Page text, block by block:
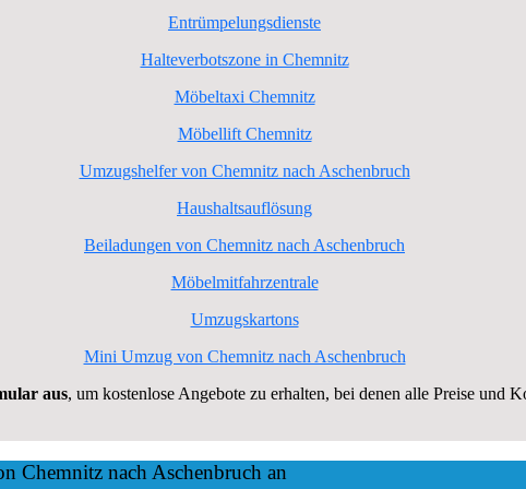
Entrümpelungsdienste
Halteverbotszone in Chemnitz
Möbeltaxi Chemnitz
Möbellift Chemnitz
Umzugshelfer von Chemnitz nach Aschenbruch
Haushaltsauflösung
Beiladungen von Chemnitz nach Aschenbruch
Möbelmitfahrzentrale
Umzugskartons
Mini Umzug von Chemnitz nach Aschenbruch
aus, um kostenlose Angebote zu erhalten, bei denen alle Preise und
Chemnitz nach Aschenbruch an